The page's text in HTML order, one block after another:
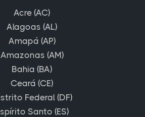
Acre (AC)
Alagoas (AL)
Amapá (AP)
Amazonas (AM)
Bahia (BA)
Ceará (CE)
Federal (DF)
Santo (ES)